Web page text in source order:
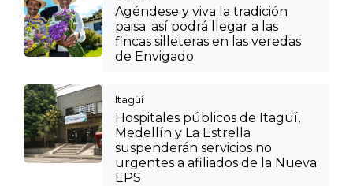
Agéndese y viva la tradición
paisa: así podrá llegar a las
fincas silleteras en las veredas
de Envigado
Itagüí
Hospitales públicos de Itagüí,
Medellín y La Estrella
suspenderán servicios no
urgentes a afiliados de la Nueva
EPS